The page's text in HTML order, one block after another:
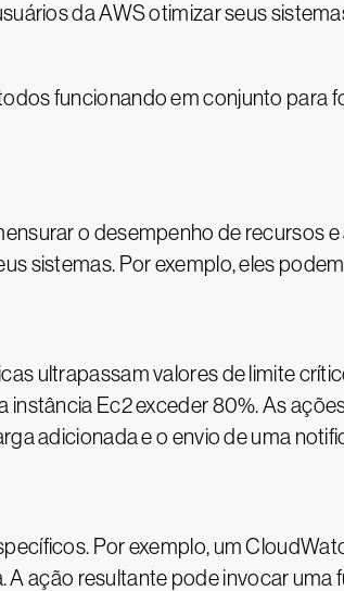
da AWS otimizar seus
funcionando em conjunto para
o desempenho de recursos e
sistemas. Por exemplo, eles
ultrapassam valores de limite
Ec2 exceder 80%. As
adicionada e o envio de uma
Por exemplo, um
ação resultante pode invocar